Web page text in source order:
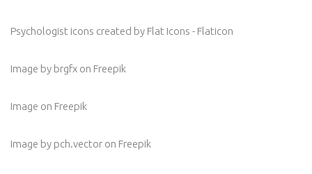
Psychologist icons created by Flat Icons - Flaticon
Image by brgfx on Freepik
Image on Freepik
Image by pch.vector on Freepik